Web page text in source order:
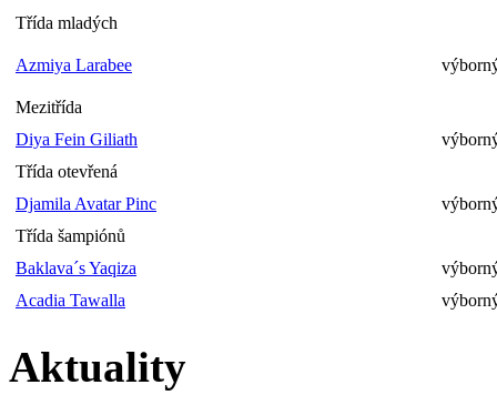
Třída mladých
Azmiya Larabee
Mezitřída
Diya Fein Giliath
Třída otevřená
Djamila Avatar Pinc
Třída šampiónů
Baklava´s Yaqiza
Acadia Tawalla
Aktuality